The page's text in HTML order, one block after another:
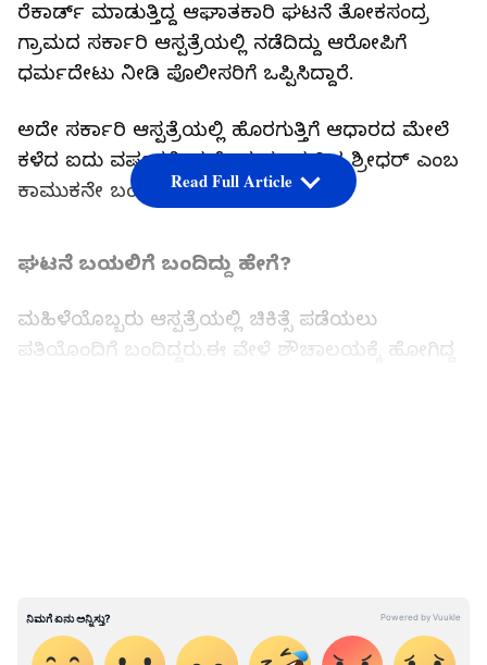
ರೆಕಾರ್ಡ್ ಮಾಡುತ್ತಿದ್ದ ಆಘಾತಕಾರಿ ಘಟನೆ ತೋಕಸಂದ್ರ
ಗ್ರಾಮದ ಸರ್ಕಾರಿ ಆಸ್ಪತ್ರೆಯಲ್ಲಿ ನಡೆದಿದ್ದು ಆರೋಪಿಗೆ
ಧರ್ಮದೇಟು ನೀಡಿ ಪೊಲೀಸರಿಗೆ ಒಪ್ಪಿಸಿದ್ದಾರೆ.
ಅದೇ ಸರ್ಕಾರಿ ಆಸ್ಪತ್ರೆಯಲ್ಲಿ ಹೊರಗುತ್ತಿಗೆ ಆಧಾರದ ಮೇಲೆ
ಕಳೆದ ಐದು ವರ್ಷಗಳಿಂದ ಕೆಲಸ ಮಾಡುತ್ತಿದ್ದ ಶ್ರೀಧರ್ ಎಂಬ
ಕಾಮುಕನೇ ಬಂಧಿತ ಆರೋಪಿ.
ಘಟನೆ ಬಯಲಿಗೆ ಬಂದಿದ್ದು ಹೇಗೆ?
ಮಹಿಳೆಯೊಬ್ಬರು ಆಸ್ಪತ್ರೆಯಲ್ಲಿ ಚಿಕಿತ್ಸೆ ಪಡೆಯಲು
ಪತಿಯೊಂದಿಗೆ ಬಂದಿದ್ದರು.ಈ ವೇಳೆ ಶೌಚಾಲಯಕ್ಕೆ ಹೋಗಿದ್ದ
Related Articles
Read Full Article